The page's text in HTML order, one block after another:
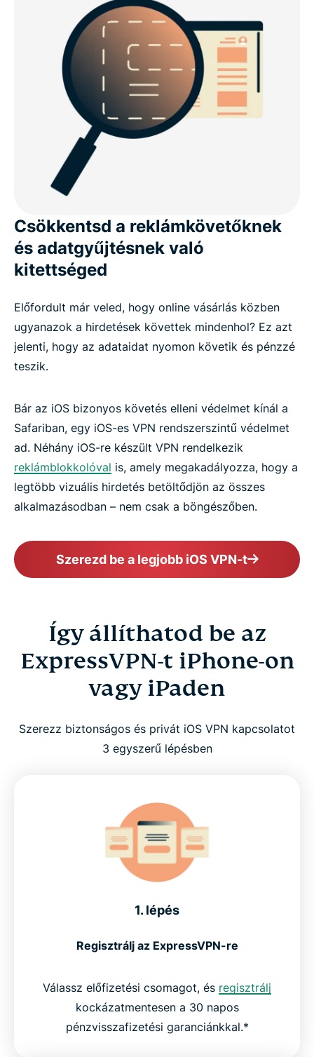
Csökkentsd a reklámkövetőknek
és adatgyűjtésnek való
kitettséged
Előfordult már veled, hogy online vásárlás közben
ugyanazok a hirdetések követtek mindenhol? Ez azt
jelenti, hogy az adataidat nyomon követik és pénzzé
teszik.
Bár az iOS bizonyos követés elleni védelmet kínál a
Safariban, egy iOS-es VPN rendszerszintű védelmet
ad. Néhány iOS-re készült VPN rendelkezik
reklámblokkolóval is, amely megakadályozza, hogy a
legtöbb vizuális hirdetés betöltődjön az összes
alkalmazásodban – nem csak a böngészőben.
Szerezd be a legjobb iOS VPN-t
Így állíthatod be az
ExpressVPN-t iPhone-on
vagy iPaden
Szerezz biztonságos és privát iOS VPN kapcsolatot
3 egyszerű lépésben
1. lépés
Regisztrálj az ExpressVPN-re
Válassz előfizetési csomagot, és regisztrálj
kockázatmentesen a 30 napos
pénzvisszafizetési garanciánkkal.*